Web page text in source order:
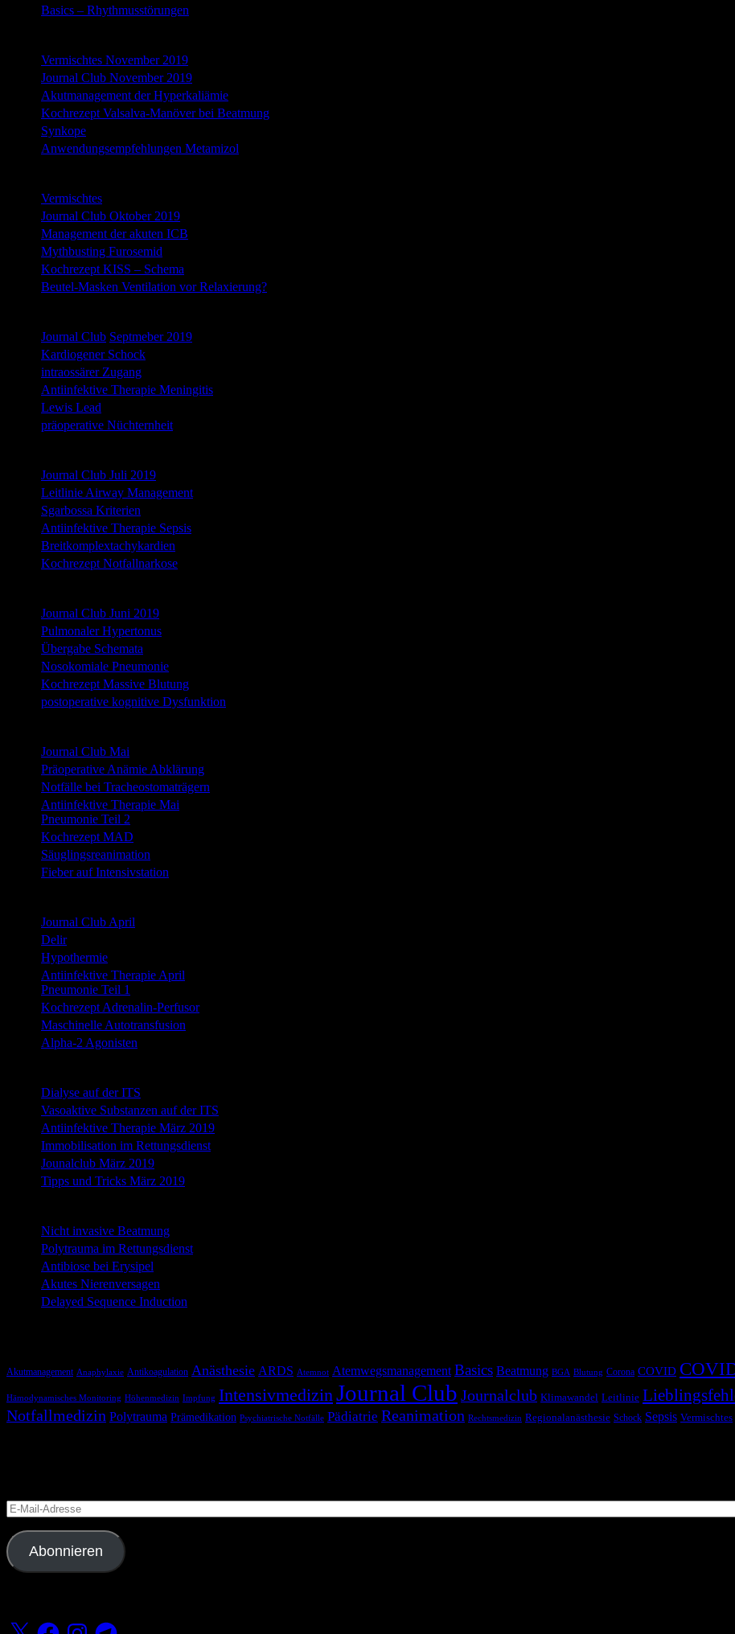
Basics – Rhythmusstörungen
Vermischtes November 2019
Journal Club November 2019
Akutmanagement der Hyperkaliämie
Kochrezept Valsalva-Manöver bei Beatmung
Synkope
Anwendungsempfehlungen Metamizol
Vermischtes
Journal Club Oktober 2019
Management der akuten ICB
Mythbusting Furosemid
Kochrezept KISS – Schema
Beutel-Masken Ventilation vor Relaxierung?
Journal Club Septmeber 2019
Kardiogener Schock
intraossärer Zugang
Antiinfektive Therapie Meningitis
Lewis Lead
präoperative Nüchternheit
Journal Club Juli 2019
Leitlinie Airway Management
Sgarbossa Kriterien
Antiinfektive Therapie Sepsis
Breitkomplextachykardien
Kochrezept Notfallnarkose
Journal Club Juni 2019
Pulmonaler Hypertonus
Übergabe Schemata
Nosokomiale Pneumonie
Kochrezept Massive Blutung
postoperative kognitive Dysfunktion
Journal Club Mai
Präoperative Anämie Abklärung
Notfälle bei Tracheostomaträgern
Antiinfektive Therapie Mai
Pneumonie Teil 2
Kochrezept MAD
Säuglingsreanimation
Fieber auf Intensivstation
Journal Club April
Delir
Hypothermie
Antiinfektive Therapie April
Pneumonie Teil 1
Kochrezept Adrenalin-Perfusor
Maschinelle Autotransfusion
Alpha-2 Agonisten
Dialyse auf der ITS
Vasoaktive Substanzen auf der ITS
Antiinfektive Therapie März 2019
Immobilisation im Rettungsdienst
Jounalclub März 2019
Tipps und Tricks März 2019
Nicht invasive Beatmung
Polytrauma im Rettungsdienst
Antibiose bei Erysipel
Akutes Nierenversagen
Delayed Sequence Induction
Akutmanagement Anaphylaxie Antikoagulation Anästhesie ARDS Atemnot Atemwegsmanagement Basics Beatmung BGA Blutung Corona COVID
Hämodynamisches Monitoring Höhenmedizin Impfung IntensivmedizinJournal Club Journalclub Klimawandel Leitlinie
Notfallmedizin Polytrauma Prämedikation Psychiatrische Notfälle Pädiatrie Reanimation Rechtsmedizin Regionalanästhesie Schock Sepsis Vermischtes
E-
Mail-
Adresse
Abonnieren
X FacebookInstagramTelegram